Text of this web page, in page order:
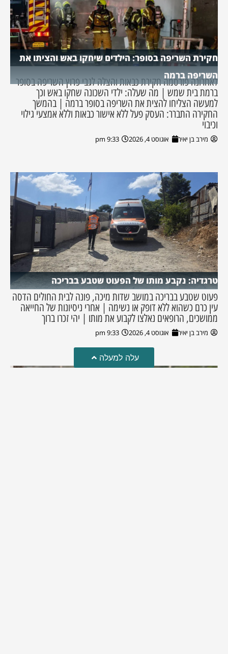
חקירת השריפה בסופר: הילדים שיחקו באש והציתו את
השריפה ברמה
לאחרונה פורסמה חקירת כבאות והצלה לגבי פרוץ השריפה בסופר
ברמת בית שמש | מה שעלה: ילדי השכונה שחקו באש וכך
למעשה הצליחו להצית את השריפה בסופר ברמה | בהמשך
החקירה התברר: העסק פעל ללא אישור כבאות וללא אמצעי גילוי
וכיבוי
מירב בן יאיר אוגוסט 4, 2026 9:33 pm
טרגדיה: נקבע מותו של הפעוט שטבע בבריכה
פעוט שטבע בבריכה במושב שדות מיכה, פונה לבית החולים הדסה
עין כרם כשהוא ללא דופק או נשימה | אחרי ניסיונות של החייאה
ממושכים, הרופאים נאלצו לקבוע את מותו | יהי זכרו ברוך
מירב בן יאיר אוגוסט 4, 2026 9:33 pm
עלה למעלה